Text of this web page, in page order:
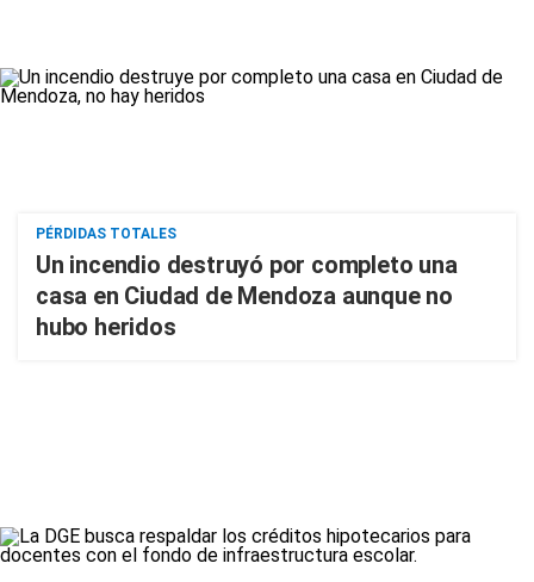
PÉRDIDAS TOTALES
Un incendio destruyó por completo una
casa en Ciudad de Mendoza aunque no
hubo heridos